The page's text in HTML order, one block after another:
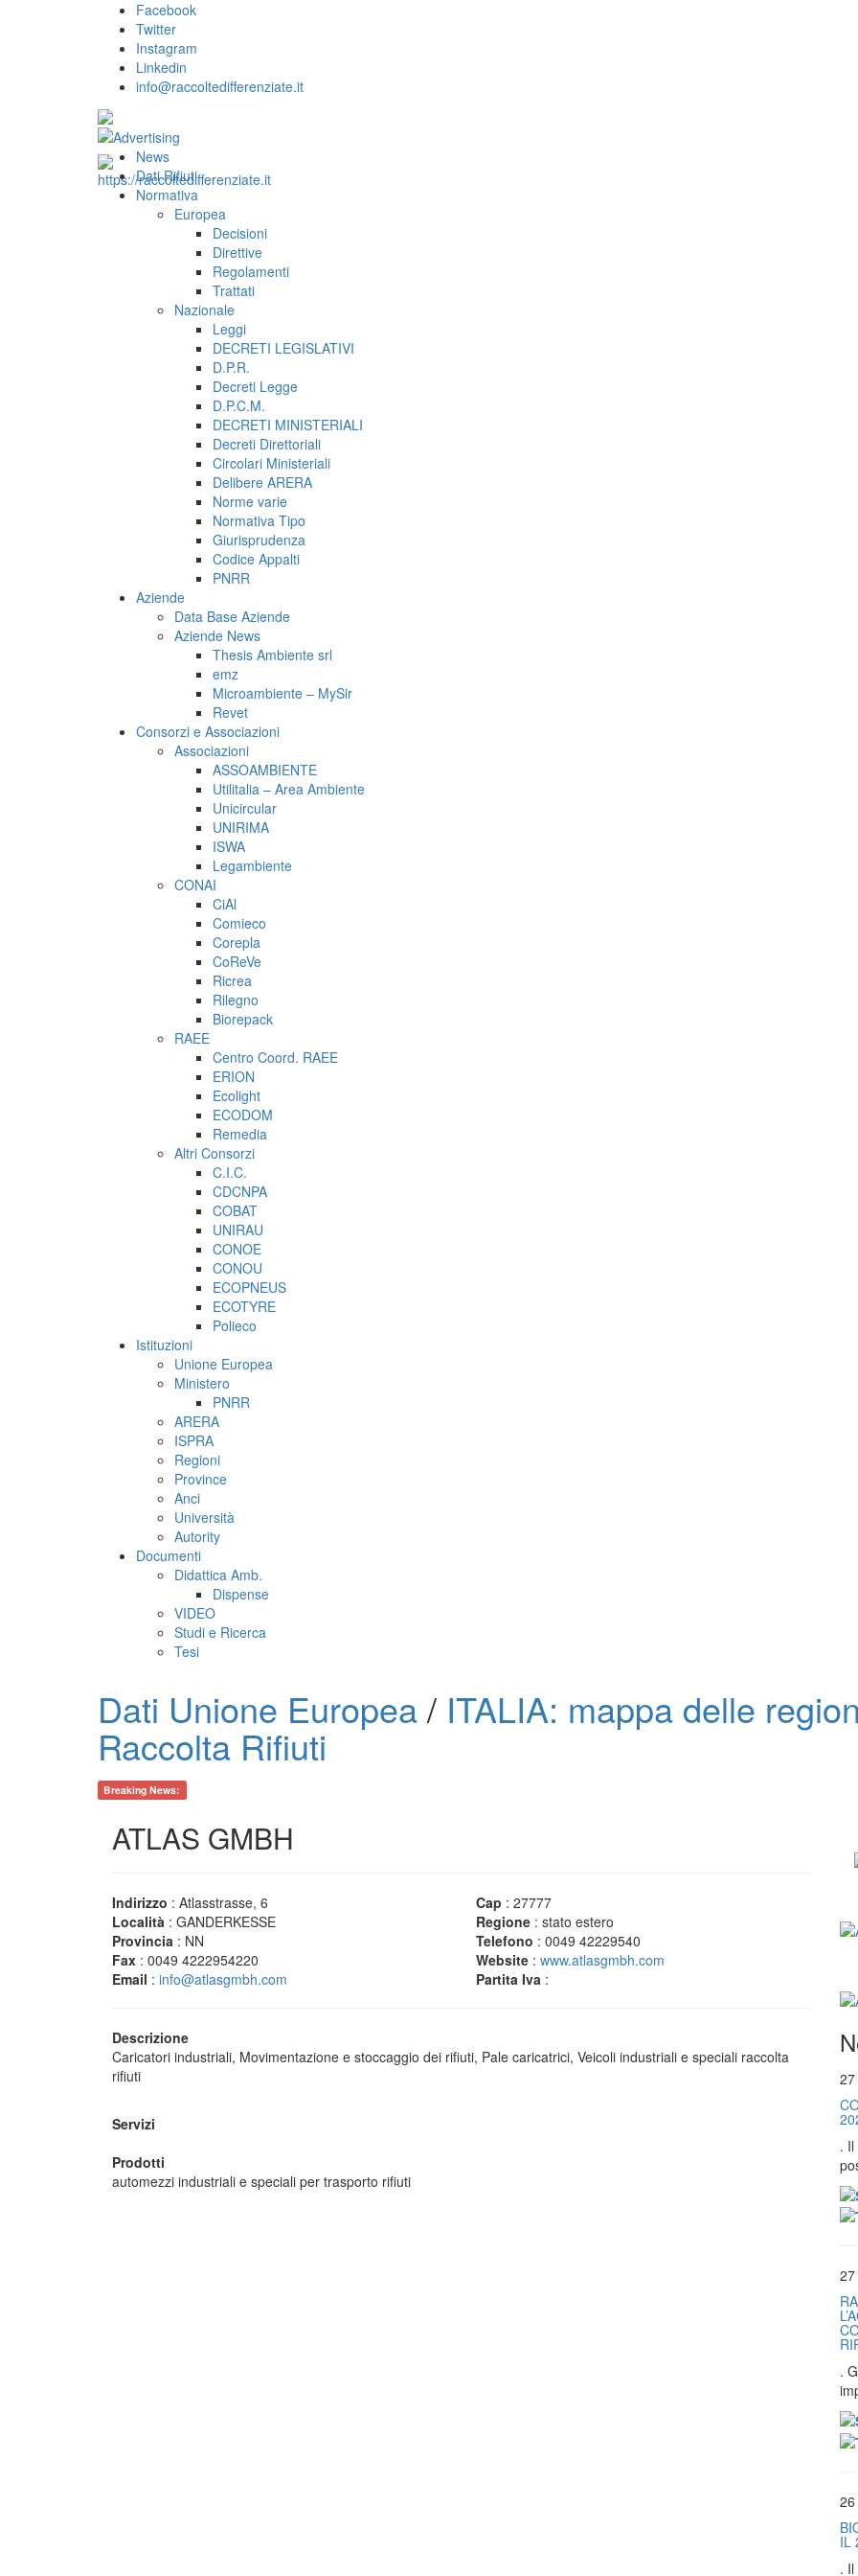
Facebook
Twitter
Instagram
Linkedin
info@raccoltedifferenziate.it
News
Dati Rifiuti
Normativa
Europea
Decisioni
Direttive
Regolamenti
Trattati
Nazionale
Leggi
DECRETI LEGISLATIVI
D.P.R.
Decreti Legge
D.P.C.M.
DECRETI MINISTERIALI
Decreti Direttoriali
Circolari Ministeriali
Delibere ARERA
Norme varie
Normativa Tipo
Giurisprudenza
Codice Appalti
PNRR
Aziende
Data Base Aziende
Aziende News
Thesis Ambiente srl
emz
Microambiente – MySir
Revet
Consorzi e Associazioni
Associazioni
ASSOAMBIENTE
Utilitalia – Area Ambiente
Unicircular
UNIRIMA
ISWA
Legambiente
CONAI
CiAl
Comieco
Corepla
CoReVe
Ricrea
Rilegno
Biorepack
RAEE
Centro Coord. RAEE
ERION
Ecolight
ECODOM
Remedia
Altri Consorzi
C.I.C.
CDCNPA
COBAT
UNIRAU
CONOE
CONOU
ECOPNEUS
ECOTYRE
Polieco
Istituzioni
Unione Europea
Ministero
PNRR
ARERA
ISPRA
Regioni
Province
Anci
Università
Autority
Documenti
Didattica Amb.
Dispense
VIDEO
Studi e Ricerca
Tesi
Dati Unione Europea/ ITALIA: mappa delle
Raccolta Rifiuti
Breaking News:
ATLAS GMBH
Indirizzo : Atlasstrasse, 6 Cap : 27777
Località : GANDERKESSE Regione : stato estero
Provincia : NN Telefono : 0049 42229540
Fax : 0049 4222954220 Website : www.atlasgmbh.com
Email : info@atlasgmbh.com Partita Iva :
Descrizione
Caricatori industriali, Movimentazione e stoccaggio dei rifiuti, Pale caricatrici, Veicoli industriali e speciali raccolta
rifiuti
Servizi
Prodotti
automezzi industriali e speciali per trasporto rifiuti
.
.
IL
.